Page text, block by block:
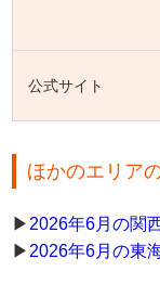
公式サイト
ほかのエリア
▶︎ 2026年6月の関
▶︎ 2026年6月の東